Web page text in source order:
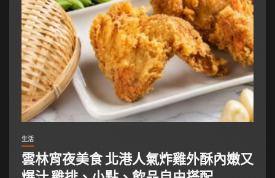
生活
雲林宵夜美食 北港人氣炸雞外酥內嫩又